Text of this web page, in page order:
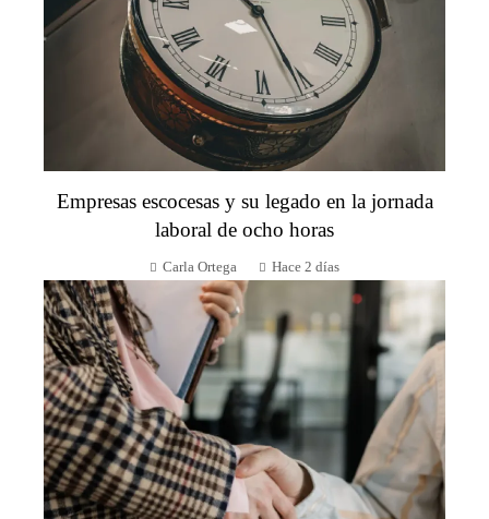
Empresas escocesas y su legado en la jornada
laboral de ocho horas
Carla Ortega Hace 2 días